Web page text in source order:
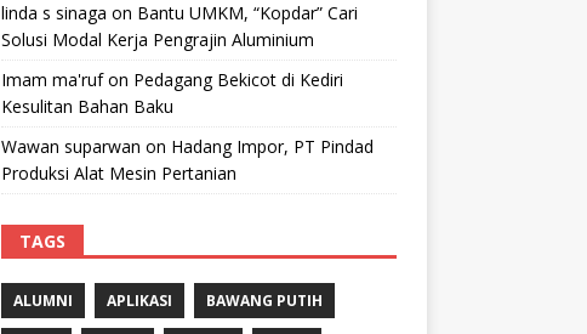
linda s sinaga on Bantu UMKM, “Kopdar” Cari
Solusi Modal Kerja Pengrajin Aluminium
Imam ma'rufon Pedagang Bekicot di Kediri
Kesulitan Bahan Baku
Wawan suparwan on Hadang Impor, PT Pindad
Produksi Alat Mesin Pertanian
TAGS
ALUMNI APLIKASI BAWANG PUTIH